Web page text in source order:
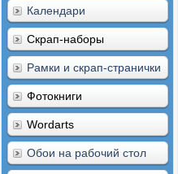
Календари
Скрап-наборы
Рамки и скрап-странички
Фотокниги
Wordarts
Обои на рабочий стол